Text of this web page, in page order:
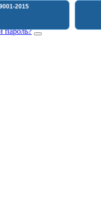
2015
пароль?